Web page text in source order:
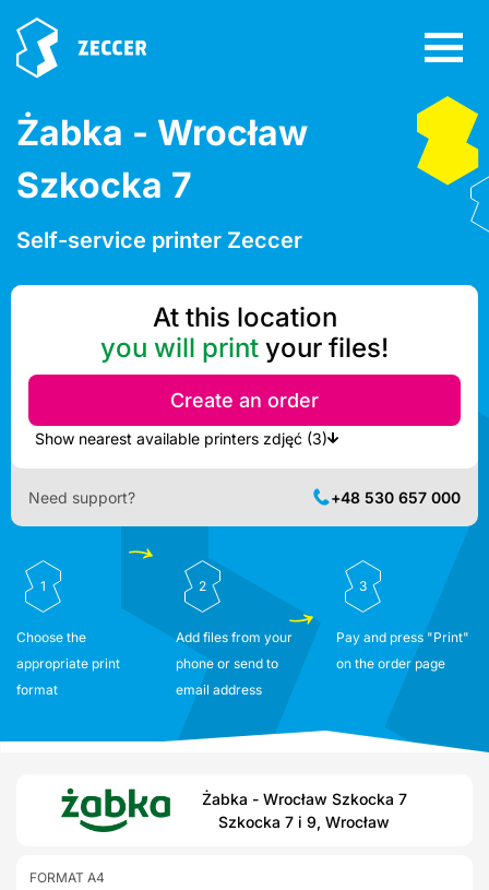
Żabka - Wrocław
Szkocka 7
Self-service printer Zeccer
At this location
you will print your files!
Create an order
Show nearest available printers zdjęć (3)
Need support? +48 530 657 000
1
Choose the
appropriate print
format
2
Add files from your
phone or send to
email address
3
Pay and press "Print"
on the order page
Żabka - Wrocław Szkocka 7
Szkocka 7 i 9, Wrocław
FORMAT A4